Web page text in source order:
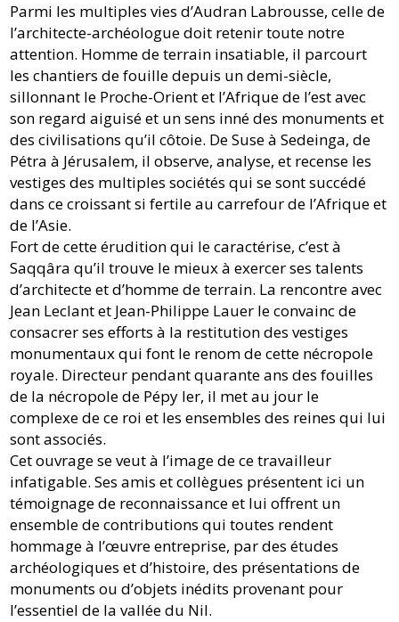
Parmi les multiples vies d’Audran Labrousse, celle de
l’architecte-archéologue doit retenir toute notre
attention. Homme de terrain insatiable, il parcourt
les chantiers de fouille depuis un demi-siècle,
sillonnant le Proche-Orient et l’Afrique de l’est avec
son regard aiguisé et un sens inné des monuments et
des civilisations qu’il côtoie. De Suse à Sedeinga, de
Pétra à Jérusalem, il observe, analyse, et recense les
vestiges des multiples sociétés qui se sont succédé
dans ce croissant si fertile au carrefour de l’Afrique et
de l’Asie.
Fort de cette érudition qui le caractérise, c’est à
Saqqâra qu’il trouve le mieux à exercer ses talents
d’architecte et d’homme de terrain. La rencontre avec
Jean Leclant et Jean-Philippe Lauer le convainc de
consacrer ses efforts à la restitution des vestiges
monumentaux qui font le renom de cette nécropole
royale. Directeur pendant quarante ans des fouilles
de la nécropole de Pépy Ier, il met au jour le
complexe de ce roi et les ensembles des reines qui lui
sont associés.
Cet ouvrage se veut à l’image de ce travailleur
infatigable. Ses amis et collègues présentent ici un
témoignage de reconnaissance et lui offrent un
ensemble de contributions qui toutes rendent
hommage à l’œuvre entreprise, par des études
archéologiques et d’histoire, des présentations de
monuments ou d’objets inédits provenant pour
l’essentiel de la vallée du Nil.